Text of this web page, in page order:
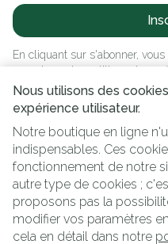
Nous utilisons des
expérience utilisateur.
Notre boutique en ligne
indispensables. Ces
fonctionnement de notre
autre type de cookies ;
proposons pas la
modifier vos paramètres
cela en détail dans notre
En cliquant sur s'abonner,
acceptez notrepolitique de
Liens légaux